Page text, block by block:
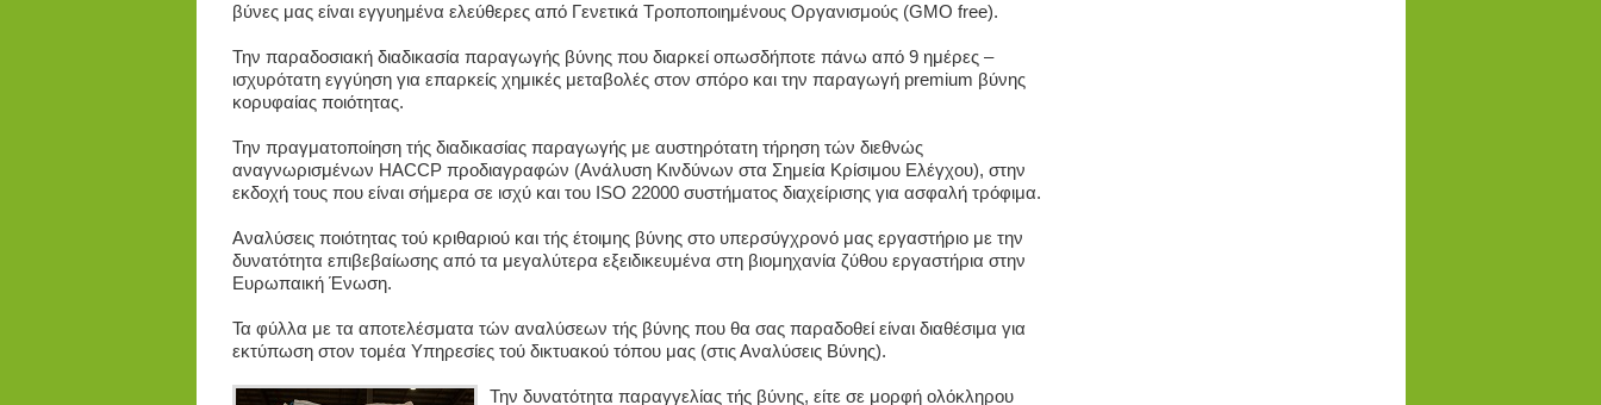
βύνες μας είναι εγγυημένα ελεύθερες από Γενετικά Τροποποιημένους Οργανισμούς (GMO free).
Την παραδοσιακή διαδικασία παραγωγής βύνης που διαρκεί οπωσδήποτε πάνω από 9 ημέρες –
ισχυρότατη εγγύηση για επαρκείς χημικές μεταβολές στον σπόρο και την παραγωγή premium βύνης
κορυφαίας ποιότητας.
Την πραγματοποίηση τής διαδικασίας παραγωγής με αυστηρότατη τήρηση τών διεθνώς
αναγνωρισμένων HACCP προδιαγραφών (Ανάλυση Κινδύνων στα Σημεία Κρίσιμου Ελέγχου), στην
εκδοχή τους που είναι σήμερα σε ισχύ και του ISO 22000 συστήματος διαχείρισης για ασφαλή τρόφιμα.
Αναλύσεις ποιότητας τού κριθαριού και τής έτοιμης βύνης στο υπερσύγχρονό μας εργαστήριο με την
δυνατότητα επιβεβαίωσης από τα μεγαλύτερα εξειδικευμένα στη βιομηχανία ζύθου εργαστήρια στην
Ευρωπαική Ένωση.
Τα φύλλα με τα αποτελέσματα τών αναλύσεων τής βύνης που θα σας παραδοθεί είναι διαθέσιμα για
εκτύπωση στον τομέα Υπηρεσίες τού δικτυακού τόπου μας (στις Αναλύσεις Βύνης).
Την δυνατότητα παραγγελίας τής βύνης, είτε σε μορφή ολόκληρου